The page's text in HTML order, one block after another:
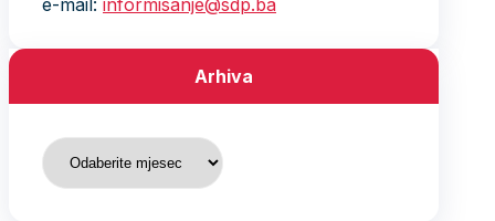
e-mail: informisanje@sdp.ba
Arhiva
Arhiva